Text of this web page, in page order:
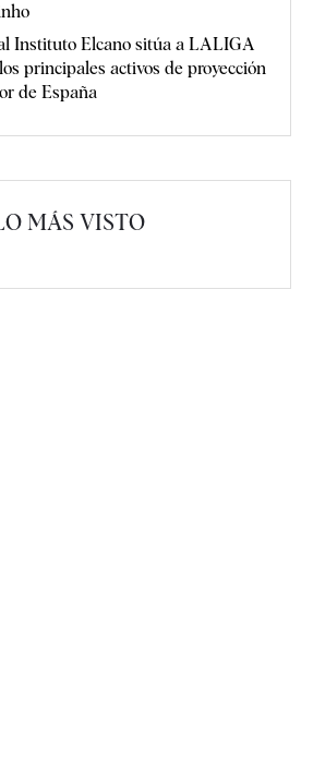
Instituto Elcano sitúa a LALIGA
principales activos de proyección
de España
MÁS VISTO